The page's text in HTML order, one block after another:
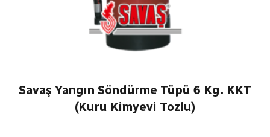
Savaş Yangın Söndürme Tüpü 6 Kg. KKT
(Kuru Kimyevi Tozlu)